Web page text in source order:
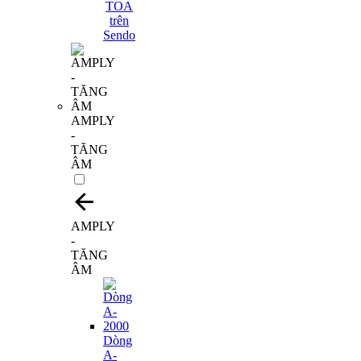
AMPLY
-
TĂNG
ÂM
AMPLY
-
TĂNG
ÂM
Dòng
A-